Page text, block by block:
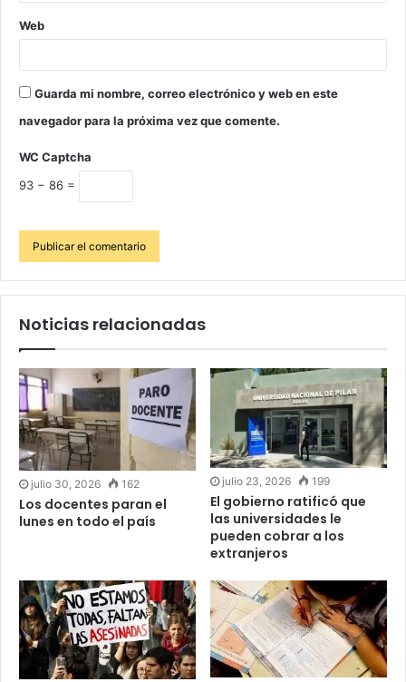
Web
Guarda mi nombre, correo electrónico y web en este
navegador para la próxima vez que comente.
WC Captcha
93 − 86 =
Noticias relacionadas
julio 30, 2026 162
Los docentes paran el
lunes en todo el país
julio 23, 2026 199
El gobierno ratificó que
las universidades le
pueden cobrar a los
extranjeros